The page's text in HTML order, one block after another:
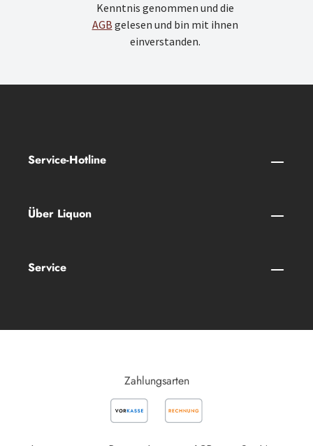
Kenntnis genommen und die
AGB gelesen und bin mit ihnen
einverstanden.
Service-Hotline
Über Liquon
Service
Zahlungsarten